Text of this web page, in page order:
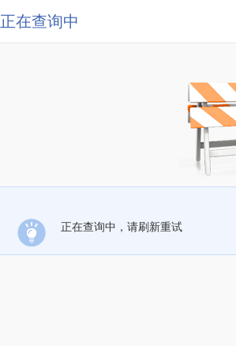
正在查询中
正在查询中，请刷新重试